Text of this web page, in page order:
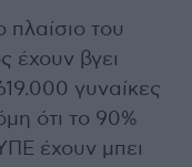
πλαίσιο του
έχουν βγει
γυναίκες
ότι το 90%
έχουν μπει